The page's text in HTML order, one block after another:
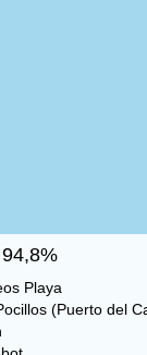
Playa
(Puerto del